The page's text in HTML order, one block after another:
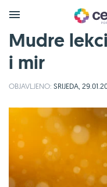
Mudre
i mir
OBJAVLJENO: SRIJEDA,